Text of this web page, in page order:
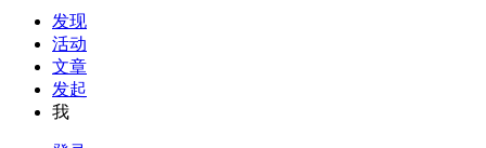
发现
活动
文章
发起
我